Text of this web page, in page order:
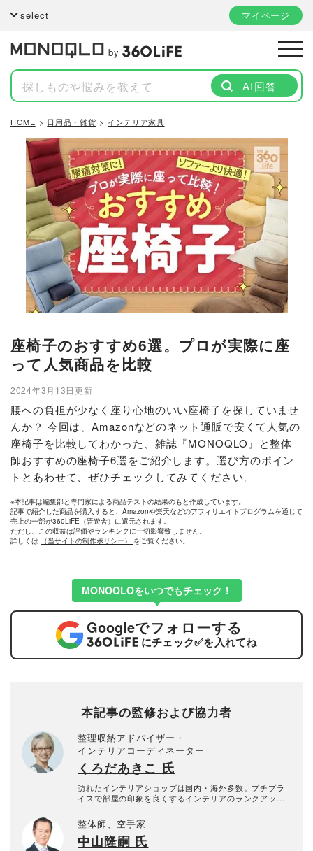
select マイページ
by
AI回答
HOME 日用品・雑貨 インテリア家具
座椅子のおすすめ6選。プロが実際に座
って人気商品を比較
2024年3月13日更新
腰への負担が少なく座り心地のいい座椅子を探していませ
んか？ 今回は、Amazonなどのネット通販で安くて人気の
座椅子を比較してわかった、雑誌『MONOQLO』と整体
師おすすめの座椅子6選をご紹介します。選び方のポイン
トとあわせて、ぜひチェックしてみてください。
※本記事は編集部と専門家による商品テストの結果のもと作成しています。
記事で紹介した商品を購入すると、Amazonや楽天などのアフィリエイトプログラムを通じて
売上の一部が360LiFE（晋遊舎）に還元されます。
ただし、この収益は評価やランキングに一切影響致しません。
詳しくは
（当サイトの制作ポリシー） をご覧ください。
MONOQLOをいつでもチェック！
Googleでフォローする
にチェック✅を入れてね
本記事の監修および協力者
整理収納アドバイザー・
インテリアコーディネーター
くろだあきこ 氏
訪れたインテリアショップは国内・海外多数。プチプラ
イスで部屋の印象を良くするインテリアのランクアップ
と美しい部屋作りのコツを専門家の立場から提案。プチ
プラコーディネートのほか、ホテルライクなスタイリン
グを得意とし、雑誌・Webでのスタイリングは多数。
整体師、空手家
中山隆嗣 氏